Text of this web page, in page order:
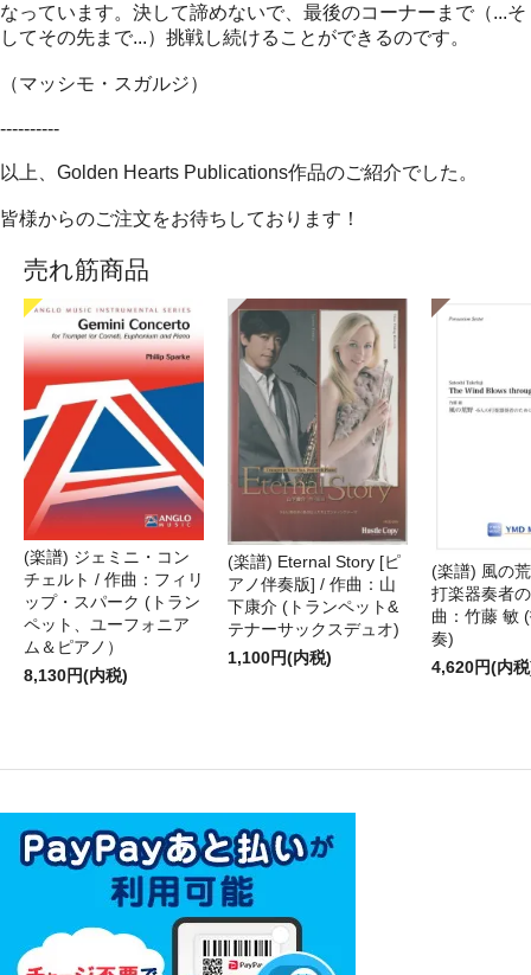
なっています。決して諦めないで、最後のコーナーまで（...そ
してその先まで...）挑戦し続けることができるのです。
（マッシモ・スガルジ）
----------
以上、Golden Hearts Publications作品のご紹介でした。
皆様からのご注文をお待ちしております！
売れ筋商品
(楽譜) ジェミニ・コン
チェルト / 作曲：フィリ
ップ・スパーク (トラン
ペット、ユーフォニア
ム＆ピアノ）
8,130円(内税)
(楽譜) Eternal Story [ピ
アノ伴奏版] / 作曲：山
下康介 (トランペット&
テナーサックスデュオ)
1,100円(内税)
(楽譜) 風の
打楽器奏者
曲：竹藤 敏
奏)
4,620円(内